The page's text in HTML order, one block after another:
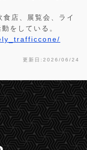
店、展覧会、ライ
をしている。
更新日:2026/06/24